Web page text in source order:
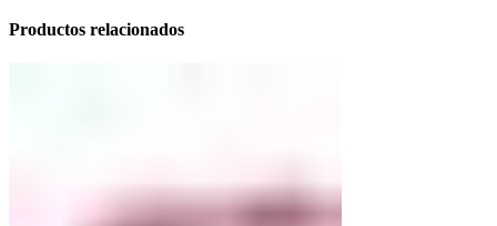
Productos relacionados